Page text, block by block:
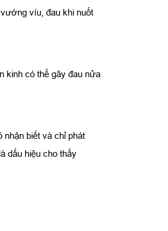
víu, đau khi nuốt
kinh có thể gây đau nửa
nhận biết và chỉ phát
dấu hiệu cho thấy